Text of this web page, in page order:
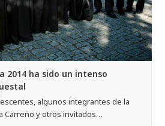
2014 ha sido un intenso
algunos integrantes de la
Carreño y otros invitados…